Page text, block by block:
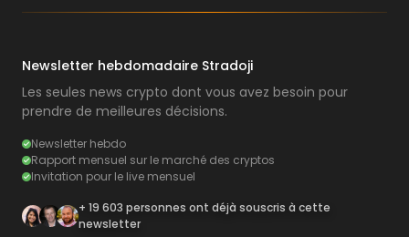
Newsletter hebdomadaire Stradoji
Les seules news crypto dont vous avez besoin pour
prendre de meilleures décisions.
Newsletter hebdo
Rapport mensuel sur le marché des cryptos
Invitation pour le live mensuel
+ 19 603 personnes ont déjà souscris à cette
newsletter